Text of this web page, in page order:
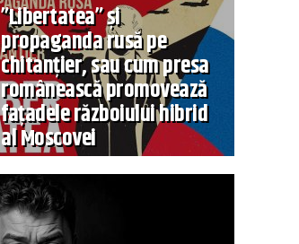
”Libertatea” și
propaganda rusă pe
chitanțier, sau cum presa
românească promovează
fațadele războiului hibrid
al Moscovei